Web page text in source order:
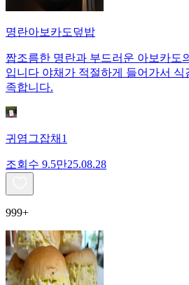
명란아보카도덮밥
짭조름한 명란과 부드러운 아보카도
입니다 야채가 적절하게 들어가서
족합니다.
귀염그잡채1
조회수 9.5만25.08.28
999+